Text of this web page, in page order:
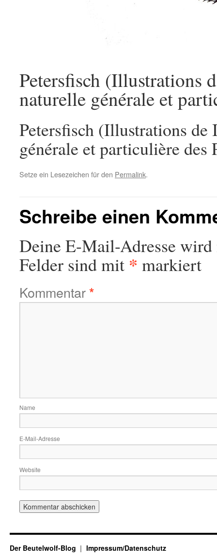
Petersfisch (Illustrations
naturelle générale et
Petersfisch (Illustrations
générale et particulière des
Setze ein Lesezeichen für den Permalink.
Schreibe einen
Deine E-Mail-Adresse
Felder sind mit * markiert
Kommentar*
Name
E-Mail-Adresse
Website
Der Beutelwolf-Blog Impressum/Datenschutz